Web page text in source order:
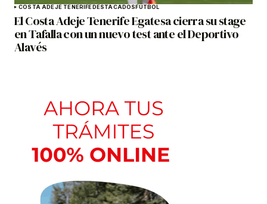
COSTA ADEJE TENERIFEDESTACADOSFÚTBOL
El Costa Adeje Tenerife Egatesa cierra su stage
en Tafalla con un nuevo test ante el Deportivo
Alavés